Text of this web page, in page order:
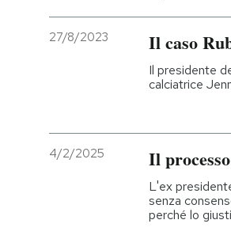
27/8/2023 Il caso
Il presidente
calciatrice
4/2/2025 Il
L'ex
senza
perché lo